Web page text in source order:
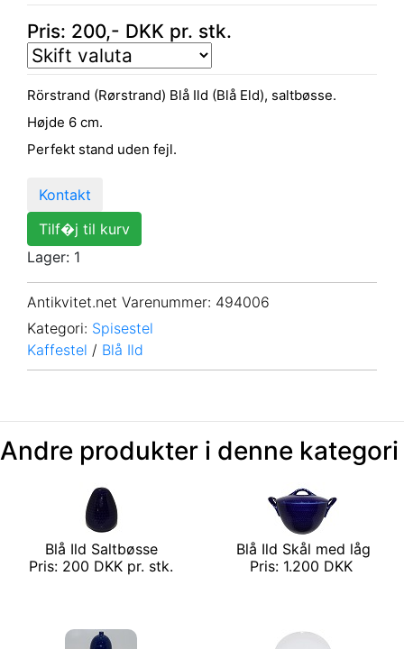
Pris: 200,- DKK pr. stk.
Rörstrand (Rørstrand) Blå Ild (Blå Eld), saltbøsse.
Højde 6 cm.
Perfekt stand uden fejl.
Kontakt
Tilf�j til kurv
Lager: 1
Antikvitet.net Varenummer: 494006
Kategori: Spisestel
Kaffestel / Blå Ild
Andre produkter i denne kategori
Blå Ild Saltbøsse
Pris: 200 DKK pr. stk.
Blå Ild Skål med låg
Pris: 1.200 DKK